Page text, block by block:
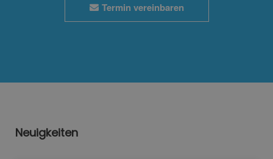
Termin vereinbaren
Neuigkeiten